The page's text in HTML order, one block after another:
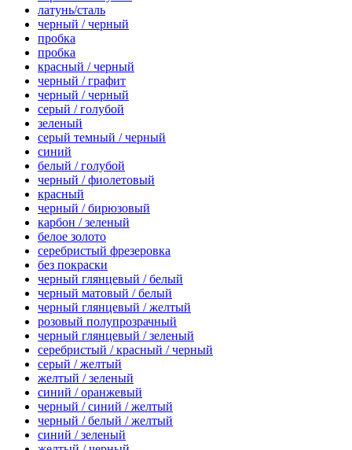
латунь/сталь
черный / черный
пробка
пробка
красный / черный
черный / графит
черный / черный
серый / голубой
зеленый
серый темный / черный
синий
белый / голубой
черный / фиолетовый
красный
черный / бирюзовый
карбон / зеленый
белое золото
серебристый фрезеровка
без покраски
черный глянцевый / белый
черный матовый / белый
черный глянцевый / желтый
розовый полупрозрачный
черный глянцевый / зеленый
серебристый / красный / черный
серый / желтый
желтый / зеленый
синий / оранжевый
черный / синий / желтый
черный / белый / желтый
синий / зеленый